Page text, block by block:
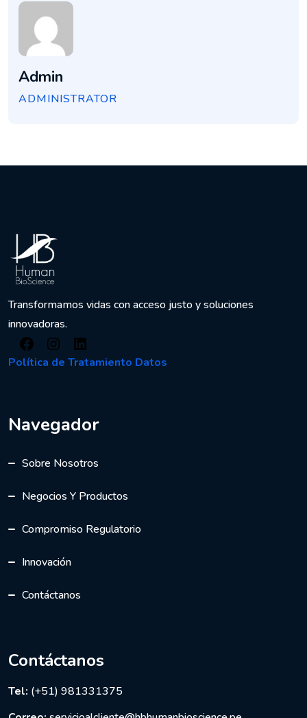
Admin
ADMINISTRATOR
Transformamos vidas con acceso justo y soluciones
innovadoras.
Política de Tratamiento Datos
Navegador
Sobre Nosotros
Negocios Y Productos
Compromiso Regulatorio
Innovación
Contáctanos
Contáctanos
Tel: (+51) 981331375